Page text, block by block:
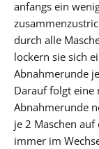
anfangs ein
durch alle
lockern sie sich
Abnahmerunde
Darauf folgt eine
Abnahmerunde
je 2 Maschen
immer im